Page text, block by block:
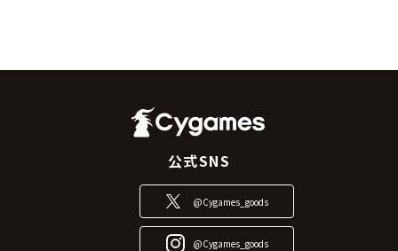
公式SNS
@Cygames_goods
@Cygames_goods